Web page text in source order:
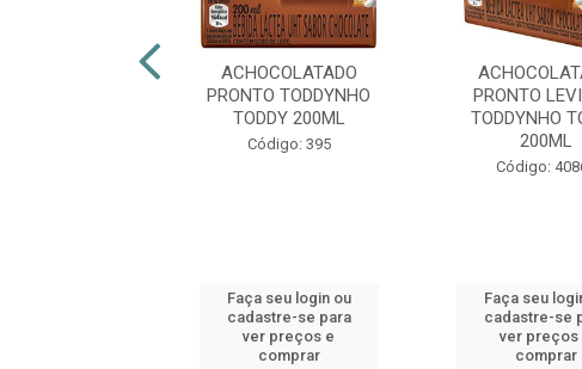
ACHOCOLATADO
PRONTO TODDYNHO
TODDY 200ML
Código: 395
Faça seu login ou
cadastre-se para
ver preços e
comprar
PRONTO
TODDYNHO
200ML
Código:
Faça seu
cadastre-se
ver preços
comprar